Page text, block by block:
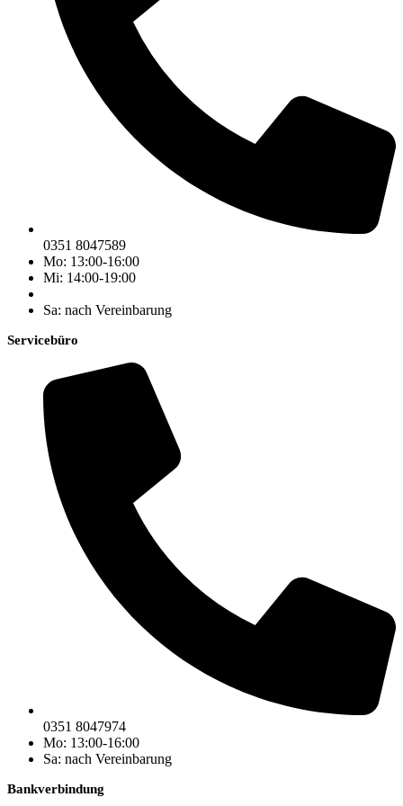
0351 8047589
Mo: 13:00-16:00
Mi: 14:00-19:00
Sa: nach Vereinbarung
Servicebüro
0351 8047974
Mo: 13:00-16:00
Sa: nach Vereinbarung
Bankverbindung